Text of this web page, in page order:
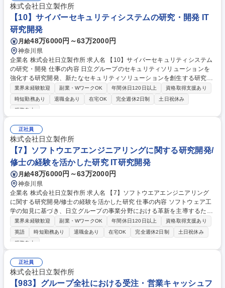
株式会社日立製作所
【10】サイバーセキュリティシステムの研究・開発 IT
研究開発
月給48万6000円～63万2000円
神奈川県
企業名 株式会社日立製作所 求人名 【10】サイバーセキュリティシステム
の研究・開発 仕事の内容 日立グループのセキュリティソリューションを
強化する研究開発、新たなセキュリティソリューションを創生する研究開
発を担当いただきます。 ・企業情報システムのセキュリティ設計、セキュ
リティ運用を高度化する 、ログ分析技術や攻撃検知手法、自動対処技術な
どの開発。 ・コネクティッドプロダクトのライフサイクルセキュリティを
の開発。 ・オンライン生体認証技術や、データを暗号化したまま高度な演
算を行う秘匿情報処理技術の開発。 ・プロダクトの製造工程や組織の事業
活動の安全性や正当性を証明するデジタルトラスト技術の開発。 募集職種
【10】サイバーセキュリティシステムの研究・開発
業界未経験歓迎 副業・WワークOK 年間休日120日以上
資格取得支援あり
時短勤務あり
退職金あり 在宅OK 完全週休2日制
土日祝休み
服装自由
正社員
株式会社日立製作所
【7】ソフトウエアエンジニアリングに関する研究開発/
修士の経験を活かした研究 IT研究開発
月給48万6000円～63万2000円
神奈川県
企業名 株式会社日立製作所 求人名 【7】ソフトウエアエンジニアリング
に関する研究開発/修士の経験を活かした研究 仕事の内容 ソフトウェア工
学の知見に基づき、日立グループの事業分野における革新を主導するため
の、先端ソフトウェア・システムを強化する研究開発を担当頂きます。技
術開発戦略の策定等、幅広い業務に関われます。 ・「デジタルトランスフ
ォーメーション」を実現するための最新のITシステム開発手法の研究開発
の研究開発 ・ビッグデータやAIを駆使した最先端のソフトウェア開発技術
の研究開発 ・セーフティ・クリティカルなシステムを開発するための効率
的なプロセスと方法の研究開発 募集職種 【7】ソフトウエアエンジニアリ
ングに関する研究開発/修士の経験を活かした研究
業界未経験歓迎 副業・WワークOK 年間休日120日以上
資格取得支援あり
英語
時短勤務あり 退職金あり 在宅OK 完全週休2日制
土日祝休み
服装自由
正社員
株式会社日立製作所
【983】グループ全社における受注・営業キャッシュフ